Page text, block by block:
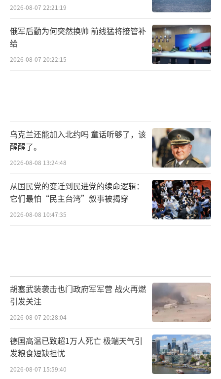
略。”
一名乌克兰高级情报官员对英国《金融时
报》的分析则悲观得多：“乌克兰可能将在两
三个月内用完最后一批美国援乌物资。”他表
欧洲军工生产能力堪忧
就在美国宣布暂停向乌克兰提供武器弹药
之后，欧盟委员会主席冯德莱恩4日宣布，欧盟
将实施“旨在提升欧洲各国防务能力并加强对
乌克兰军备支持”的“重新武装欧洲”计划，
调动近8000亿欧元打造“一个安全而有韧性的
欧盟峰会上得到各国政府的批准。
美国“商业内幕”网站认为，欧洲即便能
够凑出足够的资金，但目前没有能力将其转化
为实际的援乌武器装备。在此前3年的俄乌冲突
中，欧洲国家向乌克兰提供了大部分库存的苏
联时代武器装备，例如仅波兰就移交了超过260
2026-08-07 22:21:19
俄军后勤为何突然换帅 前线猛将接管补
给
2026-08-07 20:22:15
乌克兰还能加入北约吗 童话听够了，该
醒醒了。
2026-08-08 13:24:48
从国民党的变迁到民进党的续命逻辑：
它们最怕“民主台湾”叙事被揭穿
2026-08-08 10:47:35
胡塞武装袭击也门政府军军营 战火再燃
引发关注
2026-08-07 20:28:04
德国高温已致超1万人死亡 极端天气引
发粮食短缺担忧
2026-08-07 15:59:40